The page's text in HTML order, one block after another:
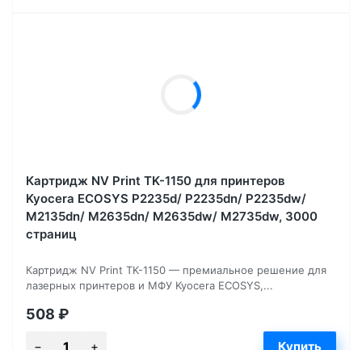
Картридж NV Print TK-1150 для принтеров
Kyocera ECOSYS P2235d/ P2235dn/ P2235dw/
M2135dn/ M2635dn/ M2635dw/ M2735dw, 3000
страниц
Картридж NV Print TK-1150 — премиальное решение для
лазерных принтеров и МФУ Kyocera ECOSYS,...
508 ₽